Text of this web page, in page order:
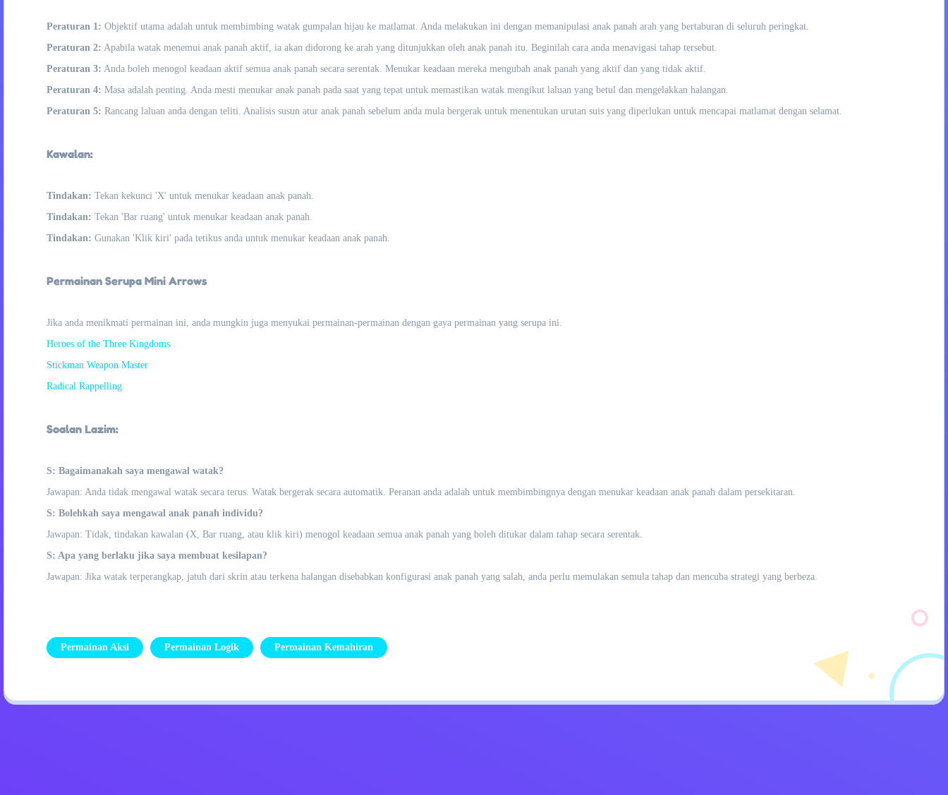
Peraturan 1: Objektif utama adalah untuk membimbing watak gumpalan hijau ke matlamat. Anda melakukan ini dengan memanipulasi anak panah arah yang bertaburan di seluruh peringkat.
Peraturan 2: Apabila watak menemui anak panah aktif, ia akan didorong ke arah yang ditunjukkan oleh anak panah itu. Beginilah cara anda menavigasi tahap tersebut.
Peraturan 3: Anda boleh menogol keadaan aktif semua anak panah secara serentak. Menukar keadaan mereka mengubah anak panah yang aktif dan yang tidak aktif.
Peraturan 4: Masa adalah penting. Anda mesti menukar anak panah pada saat yang tepat untuk memastikan watak mengikut laluan yang betul dan mengelakkan halangan.
Peraturan 5: Rancang laluan anda dengan teliti. Analisis susun atur anak panah sebelum anda mula bergerak untuk menentukan urutan suis yang diperlukan untuk mencapai matlamat dengan selamat.
Kawalan:
Tindakan: Tekan kekunci 'X' untuk menukar keadaan anak panah.
Tindakan: Tekan 'Bar ruang' untuk menukar keadaan anak panah.
Tindakan: Gunakan 'Klik kiri' pada tetikus anda untuk menukar keadaan anak panah.
Permainan Serupa Mini Arrows
Jika anda menikmati permainan ini, anda mungkin juga menyukai permainan-permainan dengan gaya permainan yang serupa ini.
Heroes of the Three Kingdoms
Stickman Weapon Master
Radical Rappelling
Soalan Lazim:
S: Bagaimanakah saya mengawal watak?
Jawapan: Anda tidak mengawal watak secara terus. Watak bergerak secara automatik. Peranan anda adalah untuk membimbingnya dengan menukar keadaan anak panah dalam persekitaran.
S: Bolehkah saya mengawal anak panah individu?
Jawapan: Tidak, tindakan kawalan (X, Bar ruang, atau klik kiri) menogol keadaan semua anak panah yang boleh ditukar dalam tahap secara serentak.
S: Apa yang berlaku jika saya membuat kesilapan?
Jawapan: Jika watak terperangkap, jatuh dari skrin atau terkena halangan disebabkan konfigurasi anak panah yang salah, anda perlu memulakan semula tahap dan mencuba strategi yang berbeza.
Permainan Aksi Permainan Logik Permainan Kemahiran